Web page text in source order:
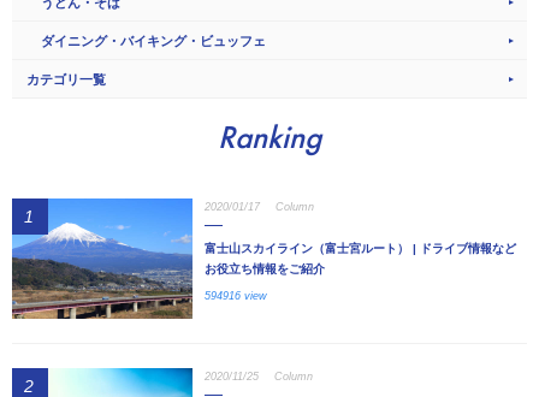
ダイニング・バイキング・ビュッフェ
カテゴリ一覧
Ranking
1 2020/01/17 Column
富士山スカイライン（富士宮ルート） | ドライブ情報など
お役立ち情報をご紹介
594916 view
2 2020/11/25 Column